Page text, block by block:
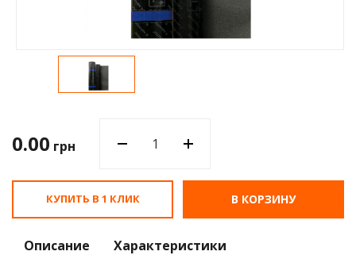
0.00 грн
КУПИТЬ В 1 КЛИК В КОРЗИНУ
Описание Характеристики